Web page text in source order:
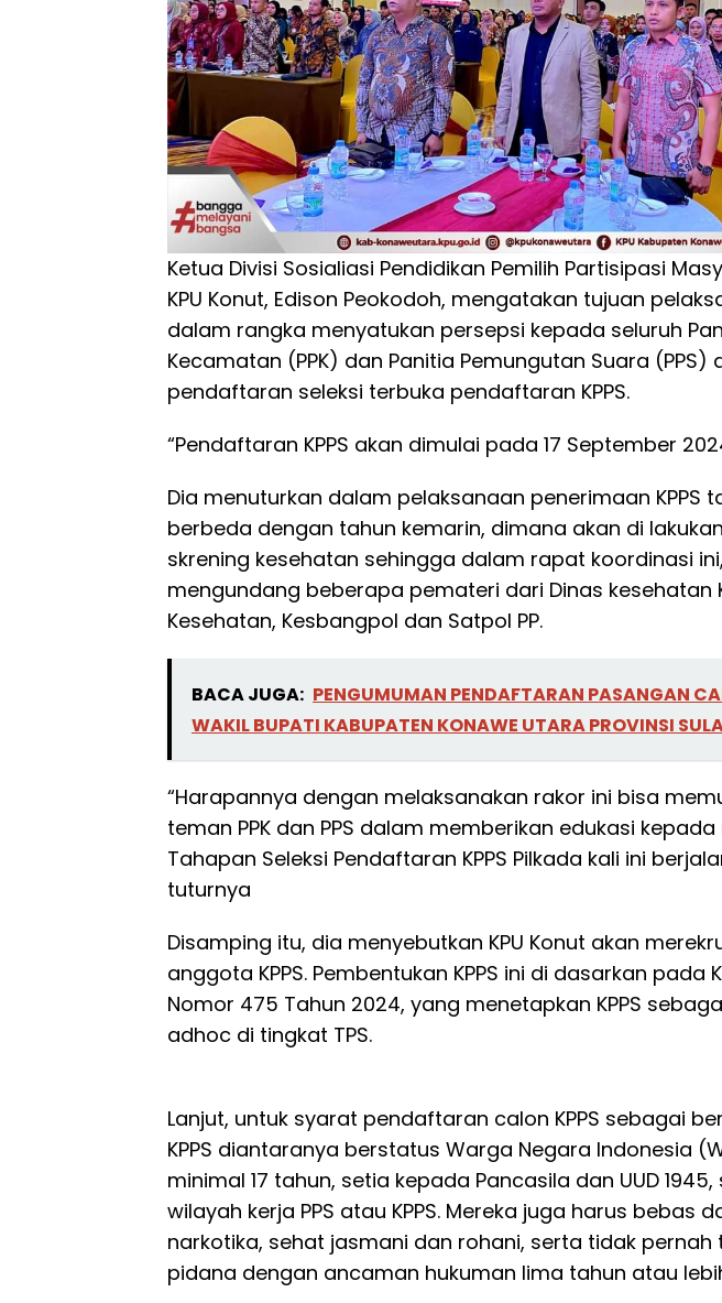
Ketua Divisi Sosialiasi Pendidikan Pemilih Partisipasi
KPU Konut, Edison Peokodoh, mengatakan tujuan
dalam rangka menyatukan persepsi kepada seluruh
Kecamatan (PPK) dan Panitia Pemungutan Suara
pendaftaran seleksi terbuka pendaftaran KPPS.
“Pendaftaran KPPS akan dimulai pada 17 September
Dia menuturkan dalam pelaksanaan penerimaan KPPS
berbeda dengan tahun kemarin, dimana akan di
skrening kesehatan sehingga dalam rapat koordinasi ini,
mengundang beberapa pemateri dari Dinas kesehatan
Kesehatan, Kesbangpol dan Satpol PP.
BACA JUGA: PENGUMUMAN PENDAFTARAN PASANGAN
WAKIL BUPATI KABUPATEN KONAWE UTARA PROVINSI
“Harapannya dengan melaksanakan rakor ini bisa
teman PPK dan PPS dalam memberikan edukasi
Tahapan Seleksi Pendaftaran KPPS Pilkada kali ini
tuturnya
Disamping itu, dia menyebutkan KPU Konut akan
anggota KPPS. Pembentukan KPPS ini di dasarkan pada
Nomor 475 Tahun 2024, yang menetapkan KPPS
adhoc di tingkat TPS.
Lanjut, untuk syarat pendaftaran calon KPPS sebagai
KPPS diantaranya berstatus Warga Negara Indonesia
minimal 17 tahun, setia kepada Pancasila dan UUD
wilayah kerja PPS atau KPPS. Mereka juga harus bebas
narkotika, sehat jasmani dan rohani, serta tidak pernah
pidana dengan ancaman hukuman lima tahun atau